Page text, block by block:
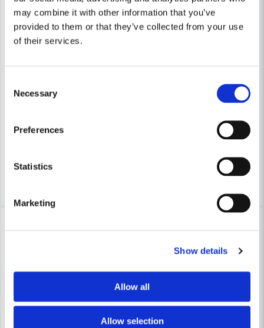
may combine it with other information that you’ve
provided to them or that they’ve collected from your use
of their services.
Selection
Necessary
Preferences
Statistics
Marketing
Show details
Allow all
Allow selection
STIHL Stihl FSA 30 Batteridriven